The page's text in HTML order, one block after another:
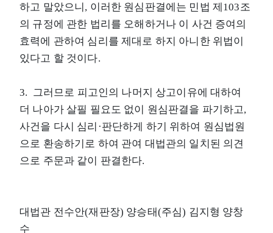
하고 말았으니, 이러한 원심판결에는 민법 제103조
의 규정에 관한 법리를 오해하거나 이 사건 증여의
효력에 관하여 심리를 제대로 하지 아니한 위법이
있다고 할 것이다.
3. 그러므로 피고인의 나머지 상고이유에 대하여
더 나아가 살필 필요도 없이 원심판결을 파기하고,
사건을 다시 심리·판단하게 하기 위하여 원심법원
으로 환송하기로 하여 관여 대법관의 일치된 의견
으로 주문과 같이 판결한다.
대법관 전수안(재판장) 양승태(주심) 김지형 양창
수